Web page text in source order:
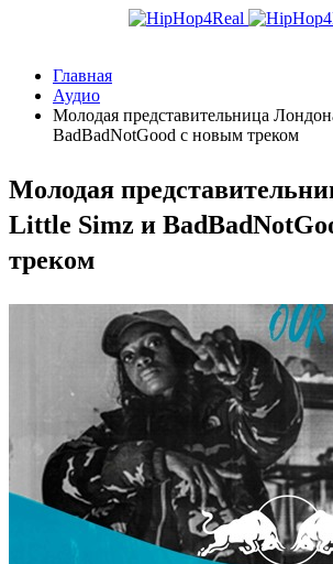
Главная
Аудио
Молодая представительница
BadBadNotGood с новым треком
Молодая
Little Simz и
треком